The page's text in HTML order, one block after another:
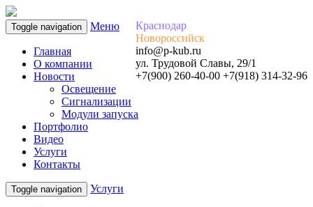
Краснодар
Новороссийск
info@p-kub.ru
ул. Трудовой Славы, 29/1
+7(900) 260-40-00 +7(918) 314-32-96
Toggle navigation Меню
Главная
О компании
Новости
Освещение
Сигнализации
Модули запуска
Портфолио
Видео
Услуги
Контакты
Toggle navigation Услуги